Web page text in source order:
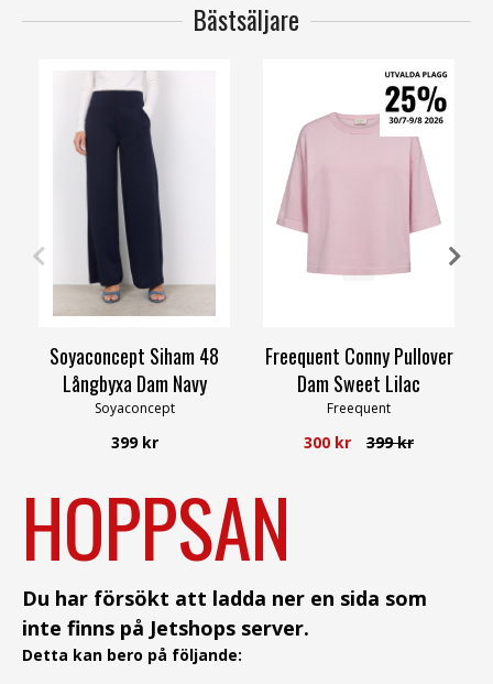
Bästsäljare
M XL
Soyaconcept Siham 48
Långbyxa Dam Navy
Soyaconcept
399 kr
Freequent Conny Pullover
Dam Sweet Lilac
Freequent
300 kr 399 kr
HOPPSAN
Du har försökt att ladda ner en sida som
inte finns på Jetshops server.
Detta kan bero på följande: